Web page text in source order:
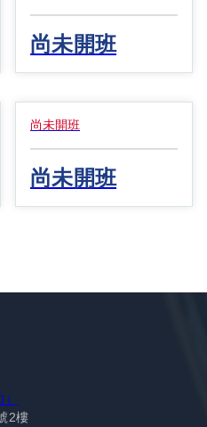
尚未開班
Python AI 應用工程
師轉職精修班
尚未開班
尚未開班
2樓